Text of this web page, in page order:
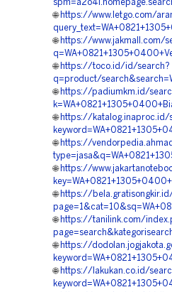
🌐 https://www.letgo.com/
🌐 https://www.jakmall.com/
🌐 https://toco.id/id/search?
q=product/
🌐 https://padiumkm.id/
🌐 https://katalog.inaproc.id/
🌐 https://
🌐 https://
🌐 https://
🌐 https://tanilink.com/
🌐 https://
🌐 https://lakukan.co.id/